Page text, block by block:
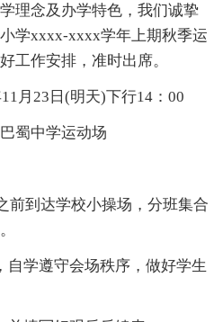
理念及办学特色，我们诚挚
学xxxx-xxxx学年上期秋季运
工作安排，准时出席。
月23日(明天)下行14：00
蜀中学运动场
前到达学校小操场，分班集合
自学遵守会场秩序，做好学生